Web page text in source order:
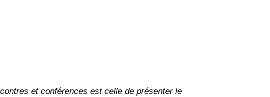
et conférences est celle de présenter le